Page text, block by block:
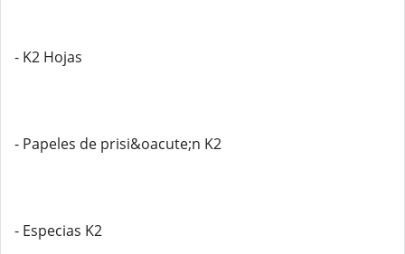
- K2 Hojas
- Papeles de prisi&oacute;n K2
- Especias K2